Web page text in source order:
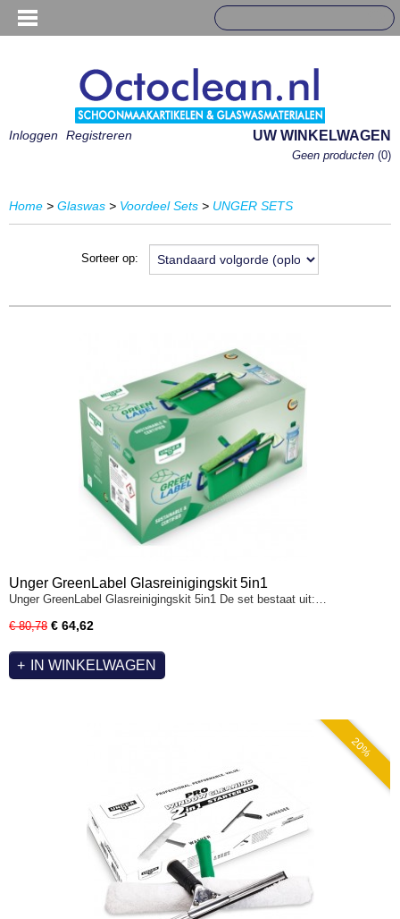
Inloggen Registreren UW WINKELWAGEN
Geen producten (0)
Home > Glaswas > Voordeel Sets > UNGER SETS
Sorteer op:
Unger GreenLabel Glasreinigingskit 5in1
Unger GreenLabel Glasreinigingskit 5in1 De set bestaat uit:…
€ 80,78 € 64,62
IN WINKELWAGEN
20%